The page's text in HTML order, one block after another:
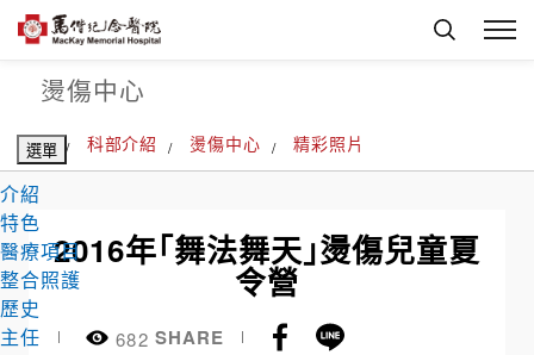
首頁 科部介紹 燙傷中心 精彩照片
燙傷中心
選單
介紹
特色
醫療項目
整合照護
歷史
主任
2016年「舞法舞天」燙傷兒童夏
令營
682 SHARE Facebook